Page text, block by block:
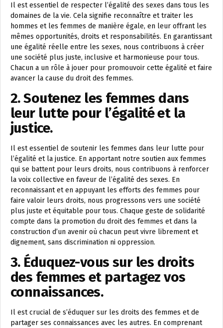
Il est essentiel de respecter l’égalité des sexes dans tous les
domaines de la vie. Cela signifie reconnaître et traiter les
hommes et les femmes de manière égale, en leur offrant les
mêmes opportunités, droits et responsabilités. En garantissant
une égalité réelle entre les sexes, nous contribuons à créer
une société plus juste, inclusive et harmonieuse pour tous.
Chacun a un rôle à jouer pour promouvoir cette égalité et faire
avancer la cause du droit des femmes.
2. Soutenez les femmes dans
leur lutte pour l’égalité et la
justice.
Il est essentiel de soutenir les femmes dans leur lutte pour
l’égalité et la justice. En apportant notre soutien aux femmes
qui se battent pour leurs droits, nous contribuons à renforcer
la voix collective en faveur de l’égalité des sexes. En
reconnaissant et en appuyant les efforts des femmes pour
faire valoir leurs droits, nous progressons vers une société
plus juste et équitable pour tous. Chaque geste de solidarité
compte dans la promotion du droit des femmes et dans la
construction d’un avenir où chacun peut vivre librement et
dignement, sans discrimination ni oppression.
3. Éduquez-vous sur les droits
des femmes et partagez vos
connaissances.
Il est crucial de s’éduquer sur les droits des femmes et de
partager ses connaissances avec les autres. En comprenant